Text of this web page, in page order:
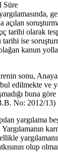
Süre
tarihi olarak
tarihi ise
kanun
sonu,
edilmekte ve
buna
No: 2012/13)
yargılama
olup